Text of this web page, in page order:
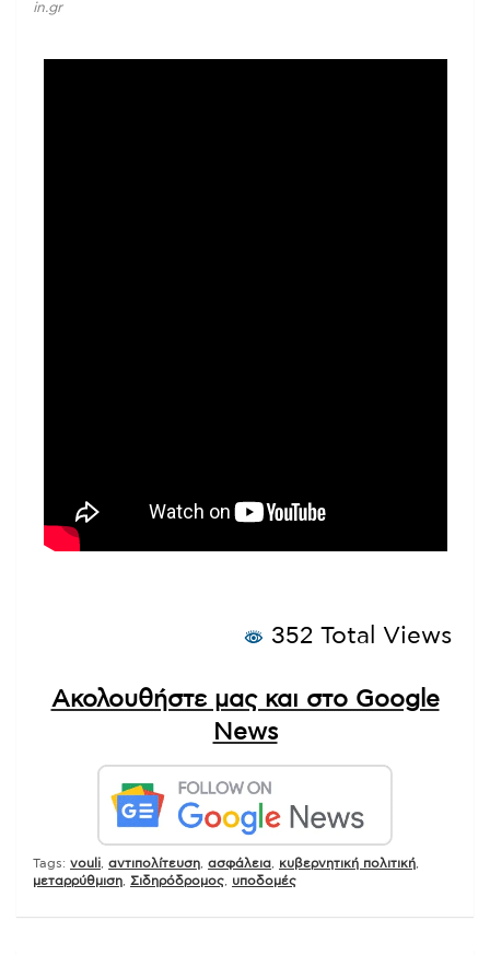
in.gr
352 Total Views
Ακολουθήστε μας και στο Google
News
Tags: vouli αντιπολίτευση ασφάλεια κυβερνητική πολιτική
μεταρρύθμιση
Σιδηρόδρομος υποδομές